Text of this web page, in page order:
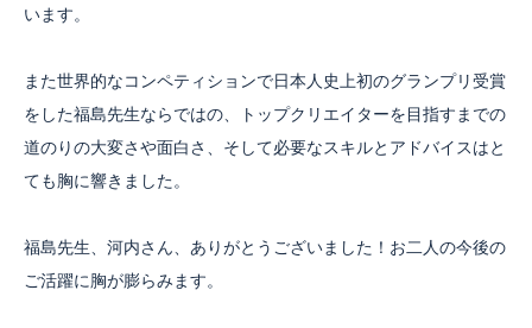
います。
また世界的なコンペティションで日本人史上初のグランプリ受賞
をした福島先生ならではの、トップクリエイターを目指すまでの
道のりの大変さや面白さ、そして必要なスキルとアドバイスはと
ても胸に響きました。
福島先生、河内さん、ありがとうございました！お二人の今後の
ご活躍に胸が膨らみます。